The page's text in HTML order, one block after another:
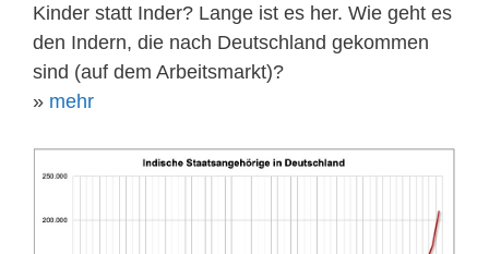
Kinder statt Inder? Lange ist es her. Wie geht es
den Indern, die nach Deutschland gekommen
sind (auf dem Arbeitsmarkt)?
» mehr